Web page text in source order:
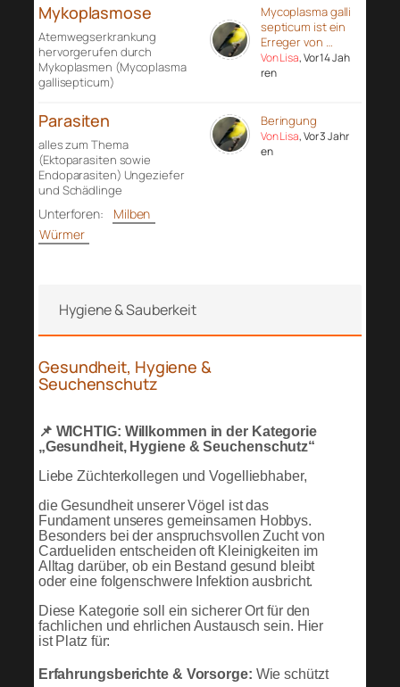
Mykoplasmose
Atemwegserkrankung
hervorgerufen durch
Mykoplasmen (Mycoplasma
gallisepticum)
Mycoplasma galli
septicum ist ein
Erreger von …
Von Lisa, Vor 14 Jah
ren
Parasiten
alles zum Thema
(Ektoparasiten sowie
Endoparasiten) Ungeziefer
und Schädlinge
Unterforen:
Milben
Würmer
Beringung
Von Lisa, Vor 3 Jahr
en
Hygiene & Sauberkeit
Gesundheit, Hygiene &
Seuchenschutz
📌 WICHTIG: Willkommen in der Kategorie
„Gesundheit, Hygiene & Seuchenschutz“
Liebe Züchterkollegen und Vogelliebhaber,
die Gesundheit unserer Vögel ist das
Fundament unseres gemeinsamen Hobbys.
Besonders bei der anspruchsvollen Zucht von
Cardueliden entscheiden oft Kleinigkeiten im
Alltag darüber, ob ein Bestand gesund bleibt
oder eine folgenschwere Infektion ausbricht.
Diese Kategorie soll ein sicherer Ort für den
fachlichen und ehrlichen Austausch sein. Hier
ist Platz für:
Erfahrungsberichte & Vorsorge: Wie schützt